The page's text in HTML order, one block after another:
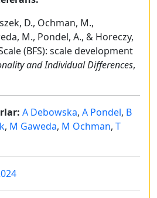
D., Ochman, M.,
M., Pondel, A., & Horeczy,
(BFS): scale development
and Individual Differences,
A Debowska, A Pondel, B
, M Gaweda, M Ochman, T